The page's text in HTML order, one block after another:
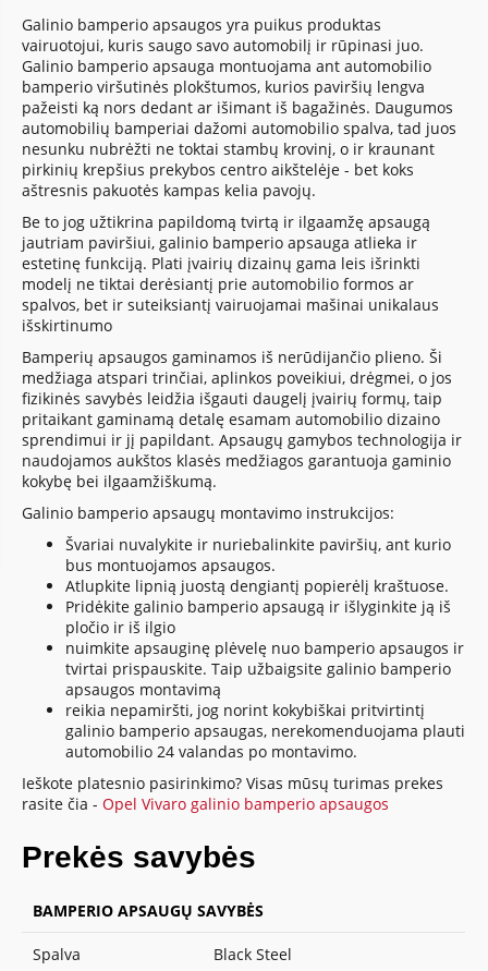
Galinio bamperio apsaugos yra puikus produktas
vairuotojui, kuris saugo savo automobilį ir rūpinasi juo.
Galinio bamperio apsauga montuojama ant automobilio
bamperio viršutinės plokštumos, kurios paviršių lengva
pažeisti ką nors dedant ar išimant iš bagažinės. Daugumos
automobilių bamperiai dažomi automobilio spalva, tad juos
nesunku nubrėžti ne toktai stambų krovinį, o ir kraunant
pirkinių krepšius prekybos centro aikštelėje - bet koks
aštresnis pakuotės kampas kelia pavojų.
Be to jog užtikrina papildomą tvirtą ir ilgaamžę apsaugą
jautriam paviršiui, galinio bamperio apsauga atlieka ir
estetinę funkciją. Plati įvairių dizainų gama leis išrinkti
modelį ne tiktai derėsiantį prie automobilio formos ar
spalvos, bet ir suteiksiantį vairuojamai mašinai unikalaus
išskirtinumo
Bamperių apsaugos gaminamos iš nerūdijančio plieno. Ši
medžiaga atspari trinčiai, aplinkos poveikiui, drėgmei, o jos
fizikinės savybės leidžia išgauti daugelį įvairių formų, taip
pritaikant gaminamą detalę esamam automobilio dizaino
sprendimui ir jį papildant. Apsaugų gamybos technologija ir
naudojamos aukštos klasės medžiagos garantuoja gaminio
kokybę bei ilgaamžiškumą.
Galinio bamperio apsaugų montavimo instrukcijos:
Švariai nuvalykite ir nuriebalinkite paviršių, ant kurio
bus montuojamos apsaugos.
Atlupkite lipnią juostą dengiantį popierėlį kraštuose.
Pridėkite galinio bamperio apsaugą ir išlyginkite ją iš
pločio ir iš ilgio
nuimkite apsauginę plėvelę nuo bamperio apsaugos ir
tvirtai prispauskite. Taip užbaigsite galinio bamperio
apsaugos montavimą
reikia nepamiršti, jog norint kokybiškai pritvirtintį
galinio bamperio apsaugas, nerekomenduojama plauti
automobilio 24 valandas po montavimo.
Ieškote platesnio pasirinkimo? Visas mūsų turimas prekes
rasite čia -Opel Vivaro galinio bamperio apsaugos
Prekės savybės
BAMPERIO APSAUGŲ SAVYBĖS
Spalva Black Steel